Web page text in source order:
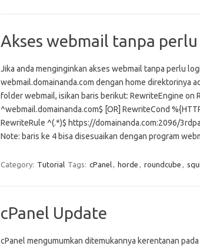
Akses webmail tanpa
Jika anda menginginkan akses webmail tanpa perlu
webmail.domainanda.com dengan home direktorinya
folder webmail, isikan baris berikut: RewriteEngine on
^webmail.domainanda.com$ [OR] RewriteCond
RewriteRule ^(.*)$ https://domainanda.com:2096/
Note: baris ke 4 bisa disesuaikan dengan program
Category: Tutorial Tags: cPanel, horde , roundcube ,
cPanel Update
cPanel mengumumkan ditemukannya kerentanan